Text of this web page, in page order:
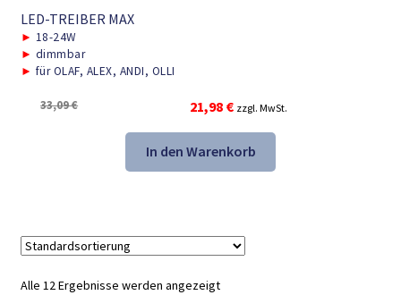
LED-TREIBER MAX
► 18-24W
► dimmbar
► für OLAF, ALEX, ANDI, OLLI
33,09€
Ursprünglicher
war:
33,09 €
21,98 €Aktueller
ist:
21,98 €.
zzgl. MwSt.
In den Warenkorb
Alle 12 Ergebnisse werden angezeigt